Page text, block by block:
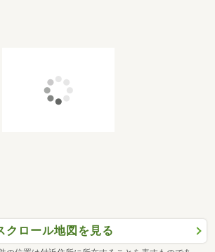
クロール地図を見る